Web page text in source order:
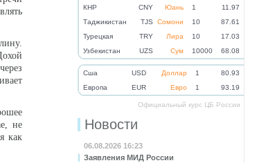
КНР
CNY Юань 1
11.97
Таджикистан
TJS Сомони 10
87.61
Турецкая
TRY Лира 10
17.03
Узбекистан
UZS Сум 10000 68.08
Cша USD Доллар 1
80.93
Eвропа
EUR Евро 1 93.19
Официальный курс ЦБ России
Новости
06.08.2026 16:23
Заявления МИД России
не
как